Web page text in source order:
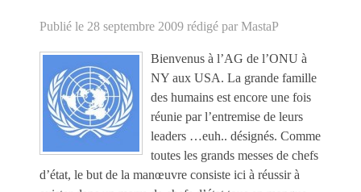
Publié le 28 septembre 2009 rédigé par MastaP
Bienvenus à l’AG de l’ONU à
NY aux USA. La grande famille
des humains est encore une fois
réunie par l’entremise de leurs
leaders …euh.. désignés. Comme
toutes les grands messes de chefs
d’état, le but de la manœuvre consiste ici à réussir à